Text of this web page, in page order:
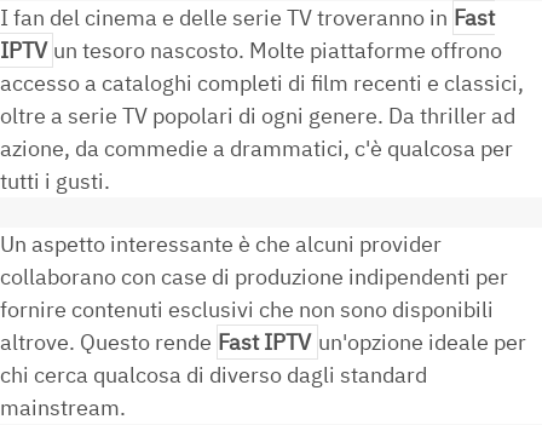
I fan del cinema e delle serie TV troveranno in Fast
IPTVun tesoro nascosto. Molte piattaforme offrono
accesso a cataloghi completi di film recenti e classici,
oltre a serie TV popolari di ogni genere. Da thriller ad
azione, da commedie a drammatici, c'è qualcosa per
tutti i gusti.
Un aspetto interessante è che alcuni provider
collaborano con case di produzione indipendenti per
fornire contenuti esclusivi che non sono disponibili
altrove. Questo rende Fast IPTV un'opzione ideale per
chi cerca qualcosa di diverso dagli standard
mainstream.